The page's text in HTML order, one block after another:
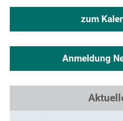
zum
Anmeldung